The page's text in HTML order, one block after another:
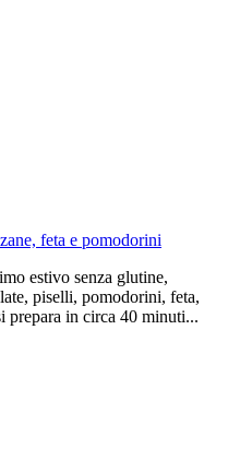
feta e pomodorini
estivo senza glutine,
piselli, pomodorini, feta,
prepara in circa 40 minuti...